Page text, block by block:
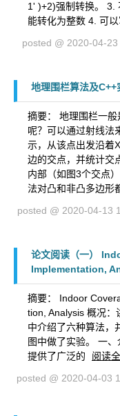
1' )+2)强制转换。 3.
能转化为整数 4. 可
posted @ 2020-04-
地理围栏算法及C++
摘要： 地理围栏一
呢？可以通过射线法
示，从该点出发沿着
边的交点，并统计交
内部（如图3个交点
法对凸和非凸多边形
posted @ 2020-04-13
论文阅读（一）
Implementation,
摘要： Indoor
tion, Analysis 概况：
中介绍了六种算法，
图中做了实验。 一
提供了广泛的
阅读
posted @ 2020-04-03